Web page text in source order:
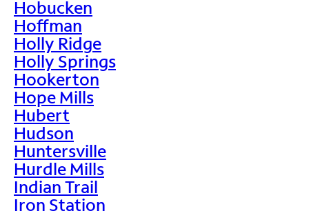
Hobucken
Hoffman
Holly Ridge
Holly Springs
Hookerton
Hope Mills
Hubert
Hudson
Huntersville
Hurdle Mills
Indian Trail
Iron Station